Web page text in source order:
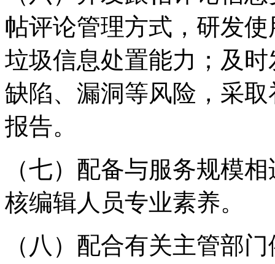
帖评论管理方式，研发
垃圾信息处置能力；及
缺陷、漏洞等风险，采
报告。
（七）配备与服务规模
核编辑人员专业素养。
（八）配合有关主管部